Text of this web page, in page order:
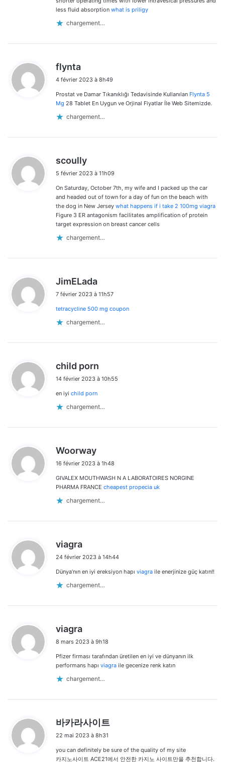
less fluid absorption what is priligy
chargement…
flynta
t
:
4 février 2023 à 8h49
Prostat ve Damar Tıkanıklığı Tedavisinde Kullanılan Flynta 5
Mg 28 Tablet En Uygun ve Orjinal Fiyatlar İle Web Sitemizde.
chargement…
scoully
t
:
5 février 2023 à 11h09
On Saturday, October 7th, my wife and I packed up the car
and headed out of town for a day of fun on the beach with
the dog in New Jersey what happens if i take 2 100mg viagra
Figure 3 ER antagonism facilitates amplification of protein
target expression on breast cancer cells
chargement…
JimELada
7 février 2023 à 11h57
tetracycline 500 mg coupon
chargement…
child porn
t
14 février 2023 à 10h55
en iyi child porn
chargement…
Woorway
t
:
16 février 2023 à 1h48
GIVALEX MOUTHWASH N A LABORATOIRES NORGINE
PHARMA FRANCE cheapest propecia uk
chargement…
viagra
t
24 février 2023 à 14h44
Dünya’nın en iyi ereksiyon hapı viagra ile enerjinize güç katın!!
chargement…
viagra
t
:
8 mars 2023 à 9h18
Pfizer firması tarafından üretilen en iyi ve dünyanın ilk
performans hapı viagra ile gecenize renk katın
chargement…
바카라사이트
:
22 mai 2023 à 8h31
you can definitely be sure of the quality of my site
카지노사이트 ACE21에서 안전한 카지노 사이트만을 추천합니다.